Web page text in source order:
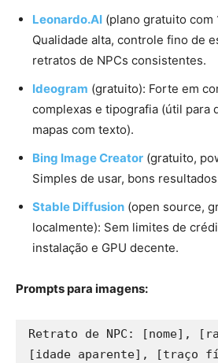
Leonardo.AI (plano gratuito com
Qualidade alta, controle fino de
retratos de NPCs consistentes.
Ideogram (gratuito): Forte em
complexas e tipografia (útil para
mapas com texto).
Bing Image Creator (gratuito,
Simples de usar, bons
Stable Diffusion (open source,
localmente): Sem limites de
instalação e GPU decente.
Prompts para imagens:
Retrato de NPC: [nome],
[idade aparente], [traço